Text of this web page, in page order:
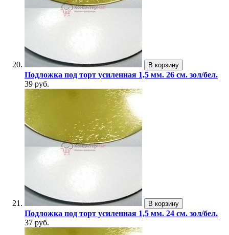
В корзину
Подложка под торт усиленная 1,5 мм. 26 см. зол/бел.
39 руб.
В корзину
Подложка под торт усиленная 1,5 мм. 24 см. зол/бел.
37 руб.